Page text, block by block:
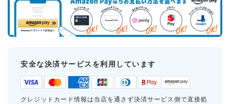
安全な決済サービスを利用しています
クレジットカード情報は当店を通さず決済サービス側で直接処